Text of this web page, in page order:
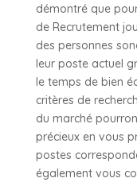
démontré que
de Recrutement
des personnes
leur poste actuel
le temps de bien
critères de
du marché
précieux en vous
postes
également vous